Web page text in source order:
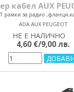
кабел AUX
рамки за радио
ADA AUX PEUGEOT
НЕ Е НАЛИЧНО
4,60 €/9,00 лв.